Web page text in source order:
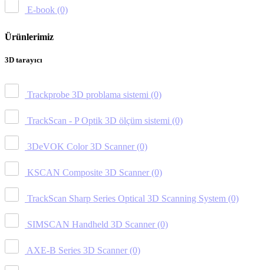
E-book (0)
Ürünlerimiz
3D tarayıcı
Trackprobe 3D problama sistemi (0)
TrackScan - P Optik 3D ölçüm sistemi (0)
3DeVOK Color 3D Scanner (0)
KSCAN Composite 3D Scanner (0)
TrackScan Sharp Series Optical 3D Scanning System (0)
SIMSCAN Handheld 3D Scanner (0)
AXE-B Series 3D Scanner (0)